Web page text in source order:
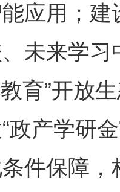
应用；
未来学
育”开放
政产学研
件保障